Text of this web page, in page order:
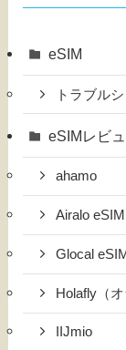
eSIM
トラブル
eSIMレビ
ahamo
Airalo eSIM
Glocal eSIM
Holafly（オ
IIJmio